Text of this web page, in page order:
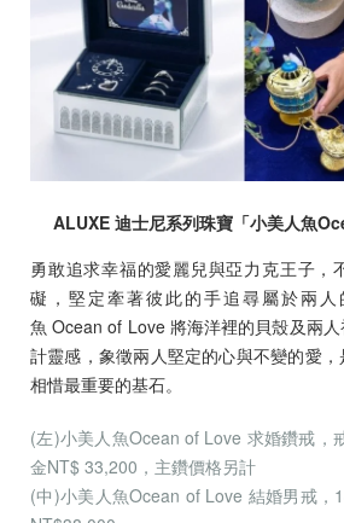
ALUXE 迪士尼系列珠寶「小美人魚
勇敢追求幸福的愛麗兒與亞力克王子，
礙，堅定牽著彼此的手追尋屬於兩
魚 Ocean of Love 將海洋裡的貝殼及兩
計靈感，象徵兩人堅定的心與不變的愛
相惜最重要的基石。
(左)小美人魚Ocean of Love 求婚鑽戒，
金NT$ 33,200，主鑽價格另計
(中)小美人魚Ocean of Love 結婚男戒，